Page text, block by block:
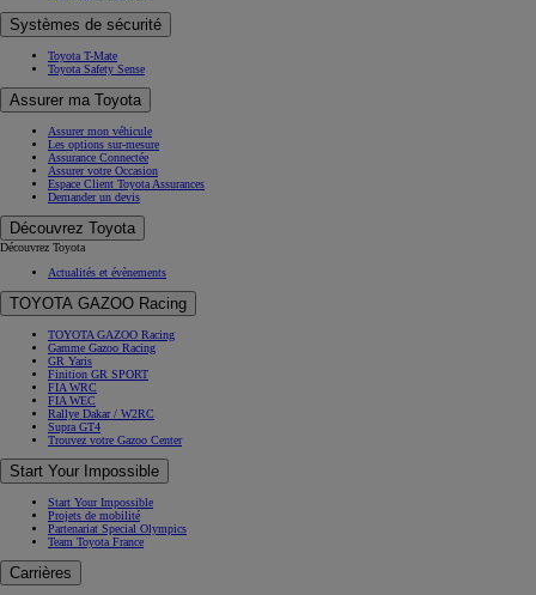
Systèmes de sécurité
Toyota T-Mate
Toyota Safety Sense
Assurer ma Toyota
Assurer mon véhicule
Les options sur-mesure
Assurance Connectée
Assurer votre Occasion
Espace Client Toyota Assurances
Demander un devis
Découvrez Toyota
Découvrez Toyota
Actualités et évènements
TOYOTA GAZOO Racing
TOYOTA GAZOO Racing
Gamme Gazoo Racing
GR Yaris
Finition GR SPORT
FIA WRC
FIA WEC
Rallye Dakar / W2RC
Supra GT4
Trouvez votre Gazoo Center
Start Your Impossible
Start Your Impossible
Projets de mobilité
Partenariat Special Olympics
Team Toyota France
Carrières